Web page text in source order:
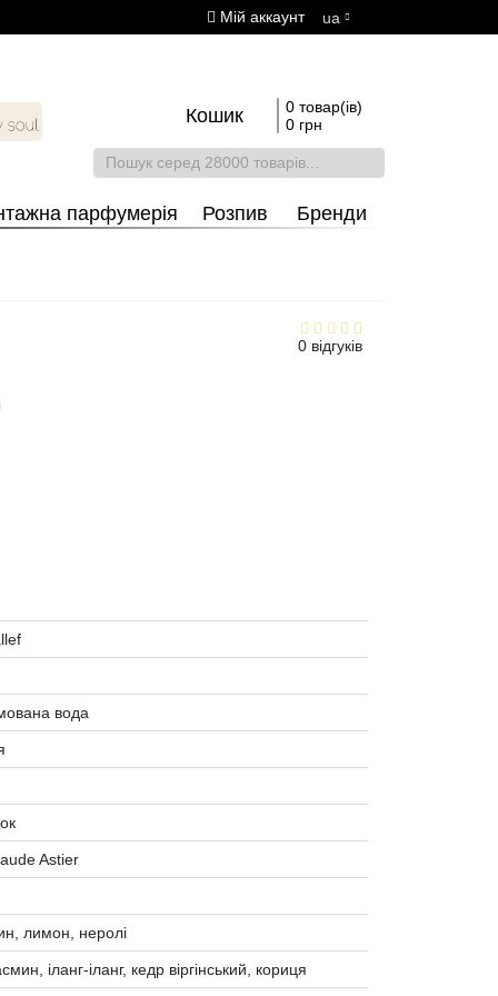
Мій аккаунт ua
Кошик
0 товар(ів)
0 грн
парфумерія Розпив Бренди
0 відгуків
вода
Astier
лимон, неролі
іланг-іланг, кедр віргінський, кориця